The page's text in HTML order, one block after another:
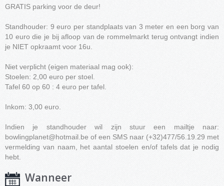
GRATIS parking voor de deur!
Standhouder: 9 euro per standplaats van 3 meter en een borg van
10 euro die je bij afloop van de rommelmarkt terug ontvangt indien
je NIET opkraamt voor 16u.
Niet verplicht (eigen materiaal mag ook):
Stoelen: 2,00 euro per stoel.
Tafel 60 op 60 : 4 euro per tafel.
Inkom: 3,00 euro.
Indien je standhouder wil zijn stuur een mailtje naar:
bowlingplanet@hotmail.be of een SMS naar (+32)477/56.19.29 met
vermelding van naam, het aantal stoelen en/of tafels dat je nodig
hebt.
Wanneer